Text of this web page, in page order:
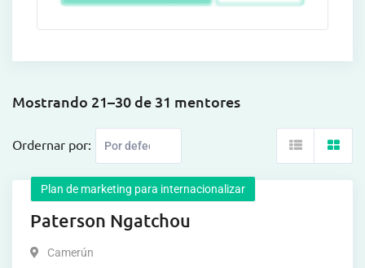
Mostrando 21–30 de 31 mentores
Ordernar por:
Plan de marketing para internacionalizar
Paterson Ngatchou
Camerún